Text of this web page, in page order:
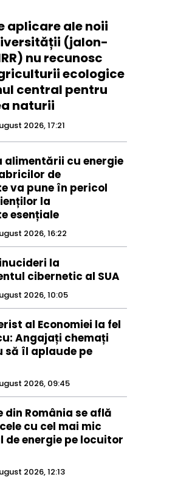
aplicare ale noii
(jalon-
nu recunosc
ecologice
central pentru
naturii
2026, 17:21
alimentării cu energie
de
va pune în pericol
la
esențiale
2026, 16:22
la
cibernetic al SUA
2026, 10:05
al Economiei la fel
Angajați chemați
să îl aplaude pe
2026, 09:45
din România se află
cu cel mai mic
de energie pe locuitor
2026, 12:13